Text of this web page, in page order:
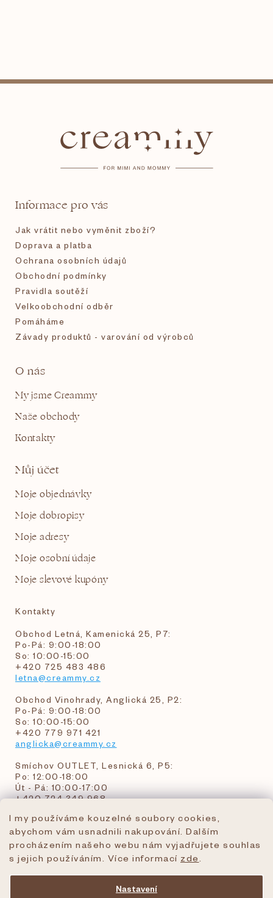
I my používáme kouzelné soubory cookies,
abychom vám usnadnili nakupování. Dalším
procházením našeho webu nám vyjadřujete souhlas
s jejich používáním. Více informací zde
Nastavení
Informace pro vás
Jak vrátit nebo vyměnit zboží?
Doprava a platba
Ochrana osobních údajů
Obchodní podmínky
Pravidla soutěží
Velkoobchodní odběr
Pomáháme
Závady produktů - varování od výrobců
O nás
My jsme Creammy
Naše obchody
Kontakty
Můj účet
Moje objednávky
Moje dobropisy
Moje adresy
Moje osobní údaje
Moje slevové kupóny
Kontakty
Obchod Letná, Kamenická 25, P7:
Po-Pá: 9:00-18:00
So: 10:00-15:00
+420 725 483 486
letna@creammy.cz
Obchod Vinohrady, Anglická 25, P2:
Po-Pá: 9:00-18:00
So: 10:00-15:00
+420 779 971 421
anglicka@creammy.cz
Smíchov OUTLET, Lesnická 6, P5:
Po: 12:00-18:00
Út - Pá: 10:00-17:00
+420 724 349 968
objednavky@creammy.cz
tel:+420 724 349 968